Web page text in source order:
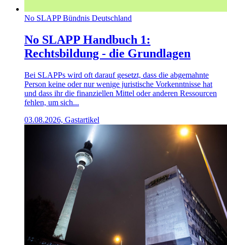
No SLAPP Bündnis Deutschland
No SLAPP Handbuch 1:
Rechtsbildung - die Grundlagen
Bei SLAPPs wird oft darauf gesetzt, dass die abgemahnte
Person keine oder nur wenige juristische Vorkenntnisse hat
und dass ihr die finanziellen Mittel oder anderen Ressourcen
fehlen, um sich...
03.08.2026, Gastartikel